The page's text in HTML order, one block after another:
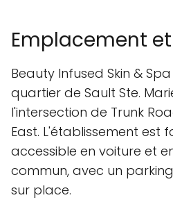
Emplacement
Beauty Infused Skin &
quartier de Sault Ste.
l'intersection de Trunk
East. L'établissement est
accessible en voiture et
commun, avec un
sur place.